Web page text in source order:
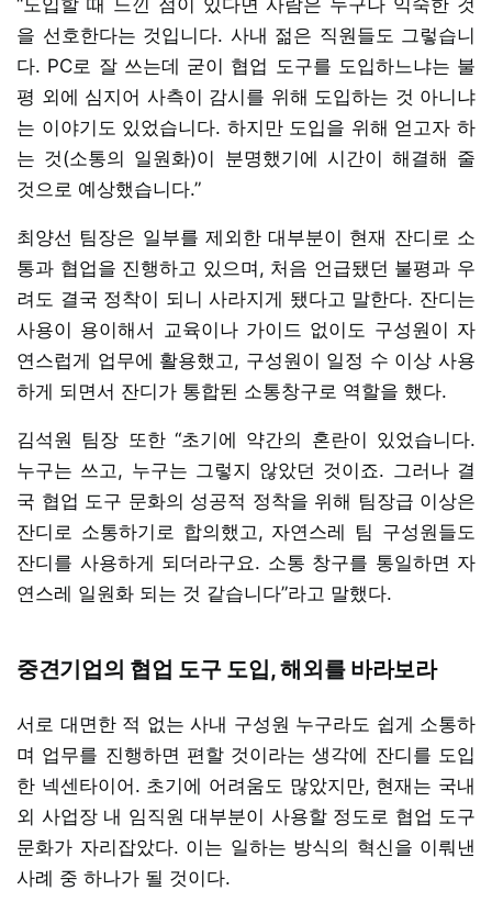
을 선호한다는 것입니다. 사내 젊은 직원들도 그렇습니
다. PC로 잘 쓰는데 굳이 협업 도구를 도입하느냐는 불
평 외에 심지어 사측이 감시를 위해 도입하는 것 아니냐
는 이야기도 있었습니다. 하지만 도입을 위해 얻고자 하
는 것(소통의 일원화)이 분명했기에 시간이 해결해 줄
것으로 예상했습니다.”
최양선 팀장은 일부를 제외한 대부분이 현재 잔디로 소
통과 협업을 진행하고 있으며, 처음 언급됐던 불평과 우
려도 결국 정착이 되니 사라지게 됐다고 말한다. 잔디는
사용이 용이해서 교육이나 가이드 없이도 구성원이 자
연스럽게 업무에 활용했고, 구성원이 일정 수 이상 사용
하게 되면서 잔디가 통합된 소통창구로 역할을 했다.
김석원 팀장 또한 “초기에 약간의 혼란이 있었습니다.
누구는 쓰고, 누구는 그렇지 않았던 것이죠. 그러나 결
국 협업 도구 문화의 성공적 정착을 위해 팀장급 이상은
잔디로 소통하기로 합의했고, 자연스레 팀 구성원들도
잔디를 사용하게 되더라구요. 소통 창구를 통일하면 자
연스레 일원화 되는 것 같습니다”라고 말했다.
중견기업의 협업 도구 도입, 해외를 바라보라
서로 대면한 적 없는 사내 구성원 누구라도 쉽게 소통하
며 업무를 진행하면 편할 것이라는 생각에 잔디를 도입
한 넥센타이어. 초기에 어려움도 많았지만, 현재는 국내
외 사업장 내 임직원 대부분이 사용할 정도로 협업 도구
문화가 자리잡았다. 이는 일하는 방식의 혁신을 이뤄낸
사례 중 하나가 될 것이다.